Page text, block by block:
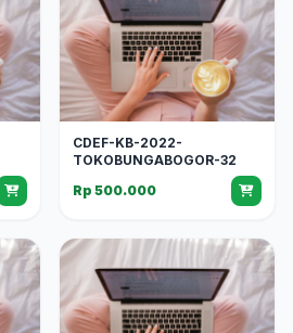
CDEF-KB-2022-
TOKOBUNGABOGOR-32
Rp 500.000